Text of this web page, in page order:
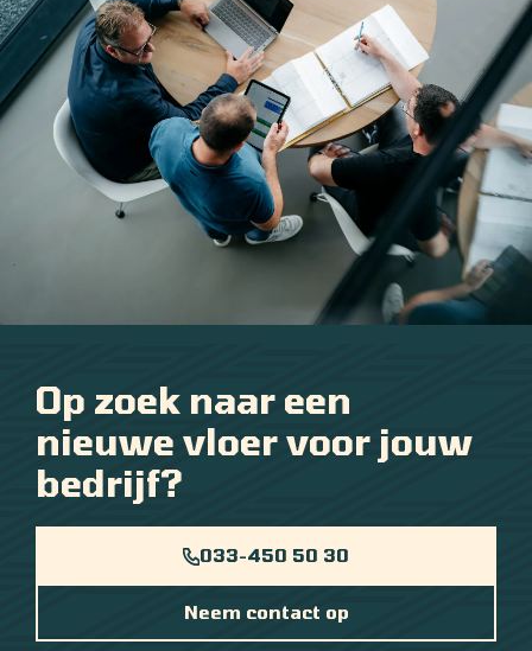
Op zoek naar een
nieuwe vloer voor jouw
bedrijf?
033-450 50 30
Neem contact op